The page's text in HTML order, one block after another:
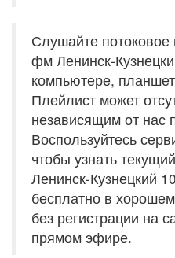
Слушайте
фм Ленинск-
компьютере,
Плейлист может
независящим от нас
Воспользуйтесь
чтобы узнать
Ленинск-Кузнецкий
бесплатно в
без регистрации на
прямом эфире.